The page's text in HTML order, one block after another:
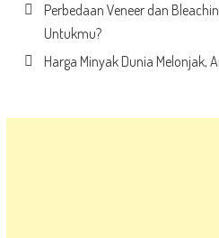
Perbedaan Veneer dan
Untukmu?
Harga Minyak Dunia Melonjak,